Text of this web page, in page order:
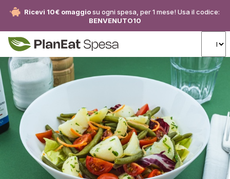
Ricevi 10€ omaggiosu ogni spesa, per 1 mese! Usa il codice:
BENVENUTO10